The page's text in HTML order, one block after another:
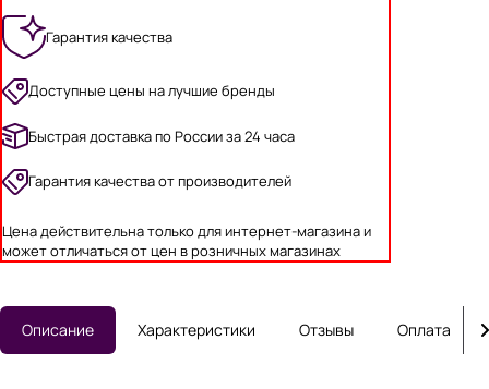
Гарантия качества
Доступные цены на лучшие бренды
Быстрая доставка по России за 24 часа
Гарантия качества от производителей
Цена действительна только для интернет-магазина и
может отличаться от цен в розничных магазинах
Описание Характеристики Отзывы Оплата